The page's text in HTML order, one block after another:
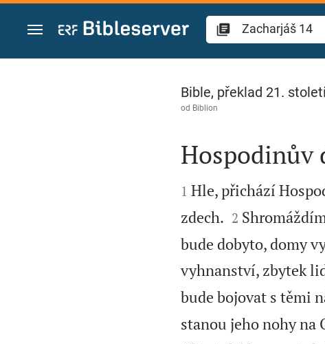
Přejít na obsah
Zacharjáš 14
Bible, překlad 21.
od Biblion

Hospodinův

1 Hle, přichází
zdech.
2
bude dobyto, domy
vyhnanství, zbytek
bude bojovat s těmi
stanou jeho nohy na